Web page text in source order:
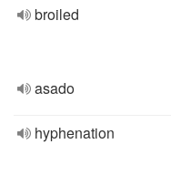
broiled
asado
hyphenation